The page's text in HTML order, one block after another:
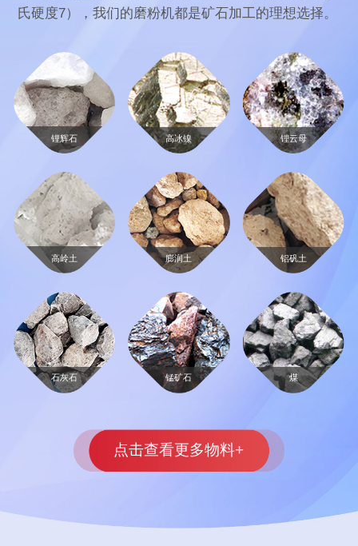
氏硬度7），我们的磨粉机都是矿石加工的理想选择。
锂辉石 高冰镍 锂云母
高岭土 膨润土 铝矾土
石灰石 锰矿石 煤
点击查看更多物料+